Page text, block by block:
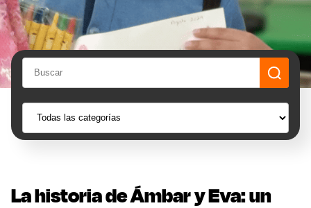
La historia de Ámbar y Eva: un